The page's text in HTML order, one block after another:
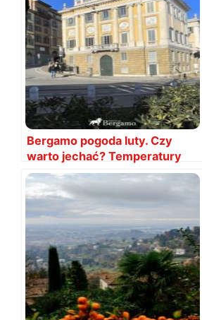
Bergamo pogoda luty. Czy
warto jechać? Temperatury